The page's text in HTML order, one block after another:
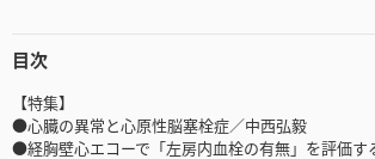
目次
【特集】
●心臓の異常と心原性脳塞栓症／中西弘毅
●経胸壁心エコーで「左房内血栓の有無」を評価